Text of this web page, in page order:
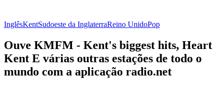
InglêsKentSudoeste da InglaterraReino UnidoPop
Ouve KMFM - Kent's biggest hits, Heart
Kent E várias outras estações de todo o
mundo com a aplicação radio.net